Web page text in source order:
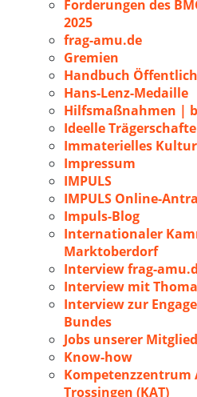
Forderungen des
2025
frag-amu.de
Gremien
Handbuch
Hans-Lenz-Medaille
Hilfsmaßnahmen |
Ideelle
Immaterielles
Impressum
IMPULS
IMPULS Online-
Impuls-Blog
Internationaler
Marktoberdorf
Interview frag-
Interview mit
Interview zur
Bundes
Jobs unserer
Know-how
Trossingen (KAT)